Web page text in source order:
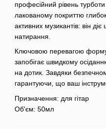
професійний рівень
лакованому покриттю
активних музикантів: він
натирання.
Ключовою перевагою
запобігає швидкому
на дотик. Завдяки
гарантуючи, що ваш
Призначення: для гітар
Об'єм: 50мл